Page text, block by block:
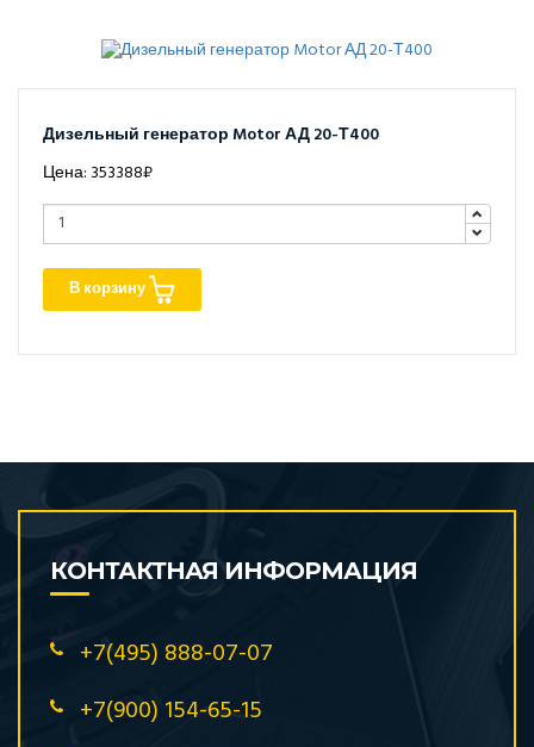
Дизельный генератор Motor АД 20-Т400
Цена: 353388₽
В корзину
КОНТАКТНАЯ ИНФОРМАЦИЯ
+7(495) 888-07-07
+7(900) 154-65-15